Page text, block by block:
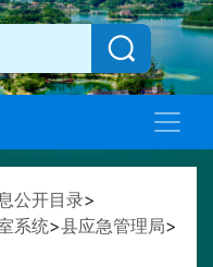
公开目录>
系统>县应急管理局>